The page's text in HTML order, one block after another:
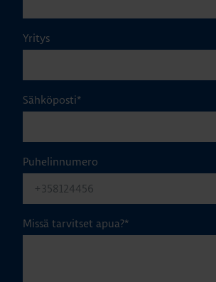
Yritys
Sähköposti*
Puhelinnumero
Missä tarvitset apua?*